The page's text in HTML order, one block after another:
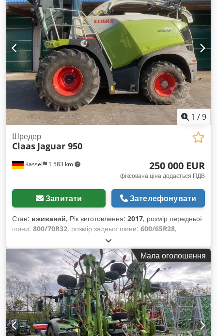
1 /9
Kassel 1 583 km
Шредер
Claas Jaguar 950
250 000 EUR
фіксована ціна додається ПДВ
Запитати Зателефонувати
Стан: вживаний, Рік виготовлення: 2017, розмір передньої
шини: 800/70R32, розмір задньої шини: 600/65R28,
Мала оголошення